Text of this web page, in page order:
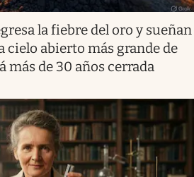
la fiebre del oro y sueñan
cielo abierto más grande de
más de 30 años cerrada